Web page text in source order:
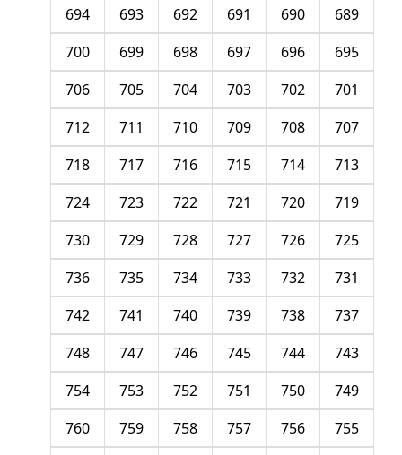
689
690
691
692
693
694
695
696
697
698
699
700
701
702
703
704
705
706
707
708
709
710
711
712
713
714
715
716
717
718
719
720
721
722
723
724
725
726
727
728
729
730
731
732
733
734
735
736
737
738
739
740
741
742
743
744
745
746
747
748
749
750
751
752
753
754
755
756
757
758
759
760